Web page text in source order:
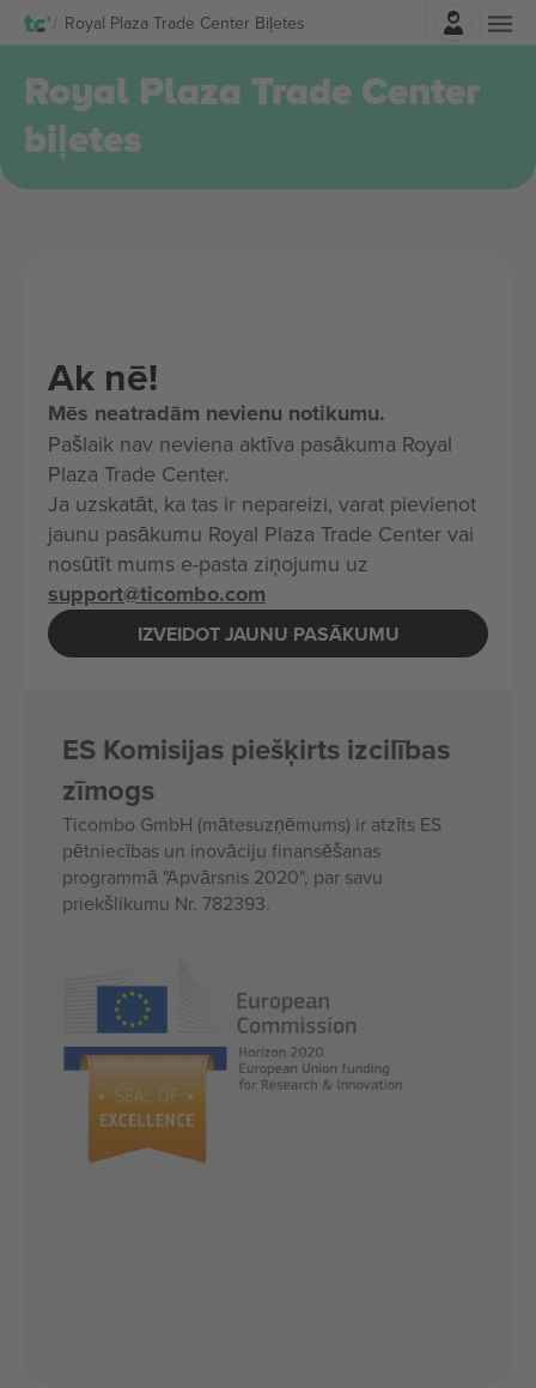
Royal Plaza Trade Center BiļetesPierakstīties
Royal Plaza Trade Center
biļetes
Ak nē!
Mēs neatradām nevienu notikumu.
Pašlaik nav neviena aktīva pasākuma Royal
Plaza Trade Center.
Ja uzskatāt, ka tas ir nepareizi, varat pievienot
jaunu pasākumu Royal Plaza Trade Center vai
nosūtīt mums e-pasta ziņojumu uz
support@ticombo.com
IZVEIDOT JAUNU PASĀKUMU
ES Komisijas piešķirts izcilības
zīmogs
Ticombo GmbH (mātesuzņēmums) ir atzīts ES
pētniecības un inovāciju finansēšanas
programmā "Apvārsnis 2020", par savu
priekšlikumu Nr. 782393.